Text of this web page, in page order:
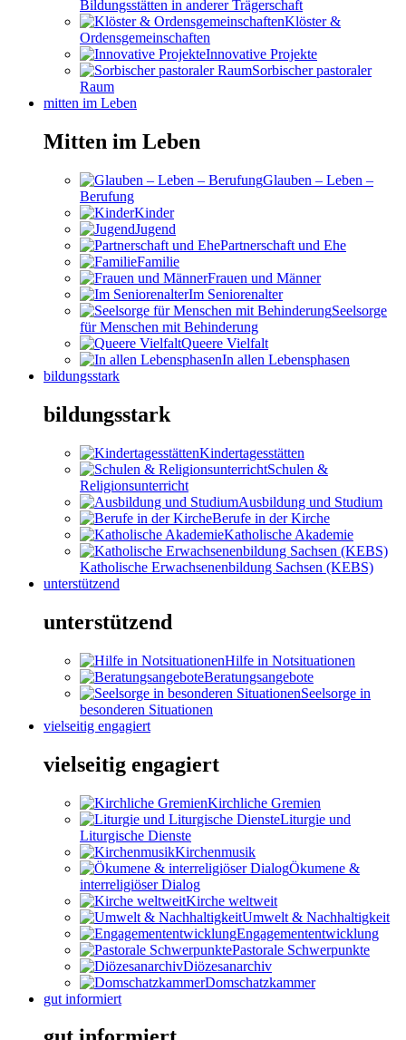
Bildungsstätten in anderer Trägerschaft
Klöster &
Ordensgemeinschaften
Innovative Projekte
Sorbischer pastoraler
Raum
mitten im Leben
Mitten im Leben
Glauben – Leben –
Berufung
Kinder
Jugend
Partnerschaft und Ehe
Familie
Frauen und Männer
Im Seniorenalter
Seelsorge
für Menschen mit Behinderung
Queere Vielfalt
In allen Lebensphasen
bildungsstark
bildungsstark
Kindertagesstätten
Schulen &
Religionsunterricht
Ausbildung und Studium
Berufe in der Kirche
Katholische Akademie
Katholische Erwachsenenbildung Sachsen (KEBS)
unterstützend
unterstützend
Hilfe in Notsituationen
Beratungsangebote
Seelsorge in
besonderen Situationen
vielseitig engagiert
vielseitig engagiert
Kirchliche Gremien
Liturgie und
Liturgische Dienste
Kirchenmusik
Ökumene &
interreligiöser Dialog
Kirche weltweit
Umwelt & Nachhaltigkeit
Engagemententwicklung
Pastorale Schwerpunkte
Diözesanarchiv
Domschatzkammer
gut informiert